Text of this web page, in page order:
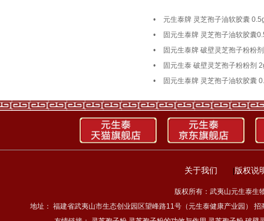
•
元生泰牌 灵芝孢子油软胶囊
•
固元生泰牌 灵芝孢子油软胶囊
•
固元生泰牌 破壁灵芝孢子粉粉
•
固元生泰 破壁灵芝孢子粉粉剂
•
固元生泰牌 灵芝孢子油软胶囊
关于我们 版权说
版权所有：武夷山元生泰生
地址： 福建省武夷山市生态创业园区望峰路11号（元生泰健康产业园）